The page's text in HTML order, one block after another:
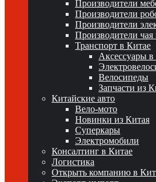
Производители
Производители
Производители
Производители
Транспорт в Китае
Аксессуары в
Велосипеды
Запчасти из
Китайские авто
Вело-мото
Новинки из Китая
Суперкары
Электромобили
Консалтинг в Китае
Логистика
Открыть компанию в